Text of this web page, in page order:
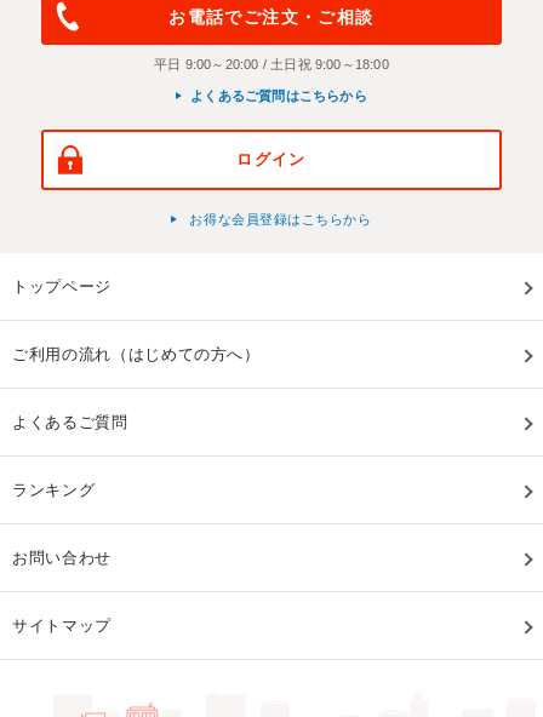
お電話でご注文・ご相談
平日 9:00～20:00 / 土日祝 9:00～18:00
よくあるご質問はこちらから
ログイン
お得な会員登録はこちらから
トップページ
ご利用の流れ（はじめての方へ）
よくあるご質問
ランキング
お問い合わせ
サイトマップ